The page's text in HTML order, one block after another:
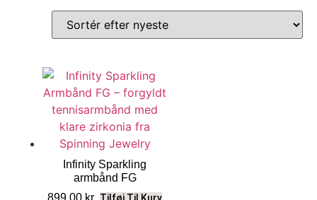
Infinity Sparkling
armbånd FG
899,00 kr.